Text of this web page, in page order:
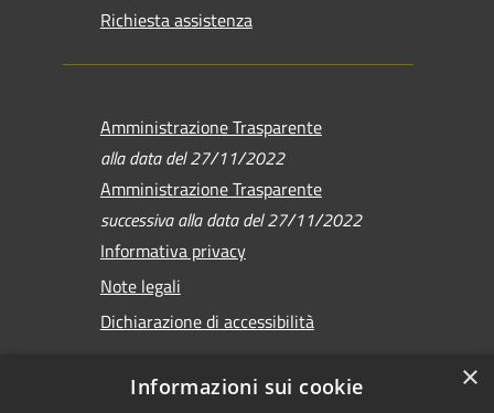
Richiesta assistenza
Amministrazione Trasparente
alla data del 27/11/2022
Amministrazione Trasparente
successiva alla data del 27/11/2022
Informativa privacy
Note legali
Dichiarazione di accessibilità
×
Informazioni sui cookie